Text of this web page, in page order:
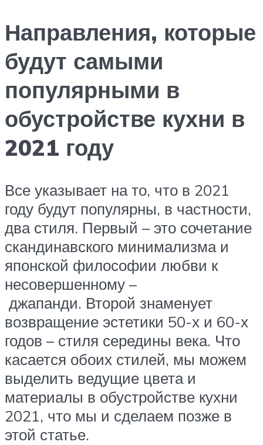
Направления, которые
будут самыми
популярными в
обустройстве кухни в
2021 году
Все указывает на то, что в 2021
году будут популярны, в частности,
два стиля. Первый – это сочетание
скандинавского минимализма и
японской философии любви к
несовершенному –
джапанди. Второй знаменует
возвращение эстетики 50-х и 60-х
годов – стиля середины века. Что
касается обоих стилей, мы можем
выделить ведущие цвета и
материалы в обустройстве кухни
2021, что мы и сделаем позже в
этой статье.